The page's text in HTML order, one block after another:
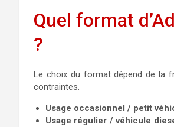
Quel format
?
Le choix du format dépend de la
contraintes.
Usage occasionnel / petit
Usage régulier / véhicule